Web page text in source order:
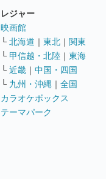
レジャー
映画館
└ 北海道 ｜ 東北 ｜ 関東
└ 甲信越・北陸 ｜ 東海
└ 近畿 ｜ 中国・四国
└ 九州・沖縄 ｜ 全国
カラオケボックス
テーマパーク